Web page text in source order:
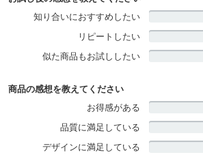
知り合いにおすすめしたい
リピートしたい
似た商品もお試ししたい
商品の感想を教えてください
お得感がある
品質に満足している
デザインに満足している